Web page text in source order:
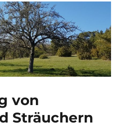
von
Sträuchern